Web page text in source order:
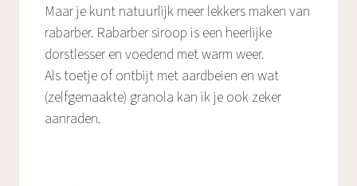
Maar je kunt natuurlijk meer lekkers maken van
rabarber. Rabarber siroop is een heerlijke
dorstlesser en voedend met warm weer.
Als toetje of ontbijt met aardbeien en wat
(zelfgemaakte) granola kan ik je ook zeker
aanraden.